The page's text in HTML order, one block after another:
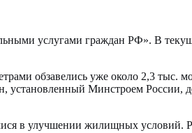
услугами граждан РФ». В
обзавелись уже около 2,3 тыс.
установленный Минстроем России,
в улучшении жилищных условий.